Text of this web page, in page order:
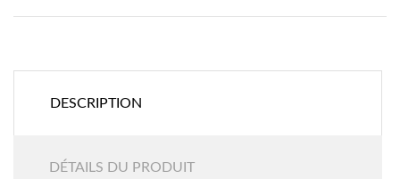
DESCRIPTION
DÉTAILS DU PRODUIT